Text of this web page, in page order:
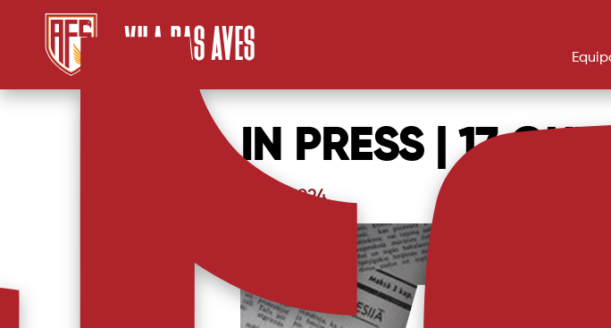
VILA DAS AVES
IN PRESS | 17
17/10/2024